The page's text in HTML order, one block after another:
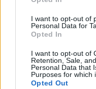
I want to opt-out of
Personal Data for
Opted In
I want to opt-out of
Retention, Sale,
Personal Data that
Purposes for which
Opted Out
Bóval
takarítani
s közben rég ...